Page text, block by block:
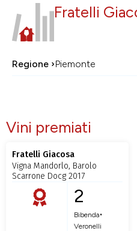
Fratelli
Regione ›Piemonte
Vini premiati
Fratelli Giacosa
Vigna Mandorlo, Barolo
Scarrone Docg 2017
2
Bibenda•
Veronelli